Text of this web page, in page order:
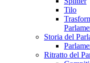
Tilo
Storia del
Ritratto del